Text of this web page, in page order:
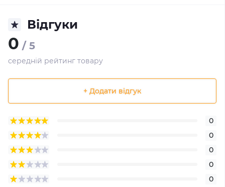
Відгуки
0 / 5
середній рейтинг товару
+ Додати відгук
0
0
0
0
0